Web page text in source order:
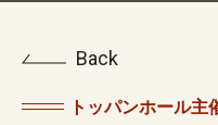
Back
トッパンホール主